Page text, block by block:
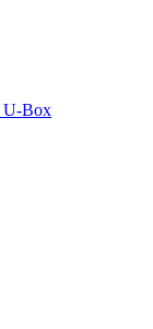
U-Box